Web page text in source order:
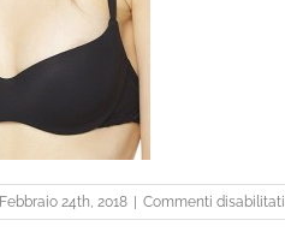
Febbraio 24th, 2018 Commenti disabilitati